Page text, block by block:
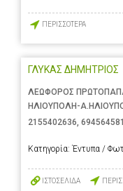
ΠΕΡΙΣΣΟΤΕΡΑ
ΓΛΥΚΑΣ ΔΗΜΗΤΡΙΟΣ
ΛΕΩΦΟΡΟΣ
ΗΛΙΟΥΠΟΛΗ-
2155402636
Κατηγορία: Έντυπα /
ΙΣΤΟΣΕΛΙΔΑ